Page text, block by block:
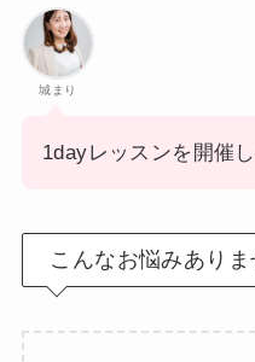
城まり
1dayレッスンを開催し
こんなお悩みありま